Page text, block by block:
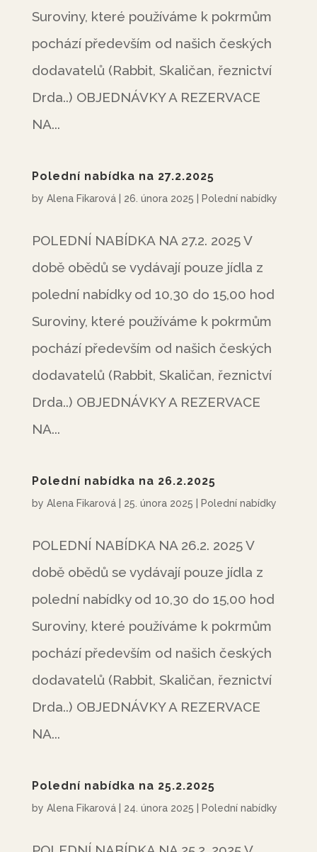
Suroviny, které používáme k pokrmům
pochází především od našich českých
dodavatelů (Rabbit, Skaličan, řeznictví
Drda..) OBJEDNÁVKY A REZERVACE
NA...
Polední nabídka na 27.2.2025
by Alena Fikarová| 26. února 2025 Polední nabídky
POLEDNÍ NABÍDKA NA 27.2. 2025 V
době obědů se vydávají pouze jídla z
polední nabídky od 10,30 do 15,00 hod
Suroviny, které používáme k pokrmům
pochází především od našich českých
dodavatelů (Rabbit, Skaličan, řeznictví
Drda..) OBJEDNÁVKY A REZERVACE
NA...
Polední nabídka na 26.2.2025
by Alena Fikarová| 25. února 2025 Polední nabídky
POLEDNÍ NABÍDKA NA 26.2. 2025 V
době obědů se vydávají pouze jídla z
polední nabídky od 10,30 do 15,00 hod
Suroviny, které používáme k pokrmům
pochází především od našich českých
dodavatelů (Rabbit, Skaličan, řeznictví
Drda..) OBJEDNÁVKY A REZERVACE
NA...
Polední nabídka na 25.2.2025
by Alena Fikarová| 24. února 2025 Polední nabídky